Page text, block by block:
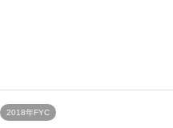
2018年FYC